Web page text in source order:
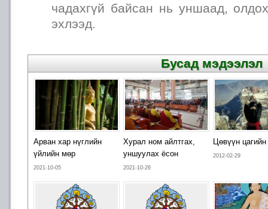
чадахгүй байсан нь уншаад,
эхлээд.
Бусад мэдээлэл
Арван хар нүглийн
үйлийн мөр
2021-10-05
Хурал ном айлтгах,
уншуулах ёсон
2021-10-26
Цөвүүн
2012-02-29